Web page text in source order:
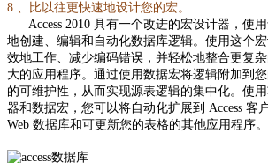
8 、比以往更快速地设计您的宏。
Access 2010 具有一个改进的宏设计器，使
地创建、编辑和自动化数据库逻辑。使用这个
效地工作、减少编码错误，并轻松地整合更复
大的应用程序。通过使用数据宏将逻辑附加到
的可维护性，从而实现源表逻辑的集中化。使
器和数据宏，您可以将自动化扩展到 Access 客
Web 数据库和可更新您的表格的其他应用程序。